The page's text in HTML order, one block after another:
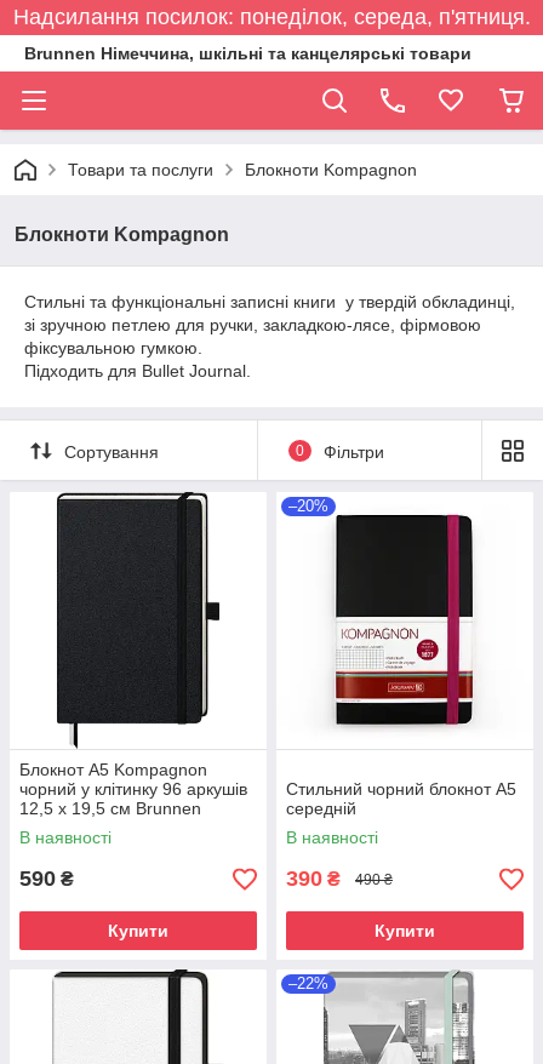
Надсилання посилок: понеділок, середа, п'ятниця.
Brunnen Німеччина, шкільні та канцелярські товари
Товари та послуги Блокноти Kompagnon
Блокноти Kompagnon
Стильні та функціональні записні книги у твердій обкладинці,
зі зручною петлею для ручки, закладкою-лясе, фірмовою
фіксувальною гумкою.
Підходить для Bullet Journal.
Сортування 0 Фільтри
Блокнот А5 Kompagnon
чорний у клітинку 96 аркушів
12,5 х 19,5 см Brunnen
105522805
В наявності
590 ₴
Купити
–20%
Стильний чорний блокнот А5
середній
В наявності
390 ₴ 490 ₴
Купити
–22%